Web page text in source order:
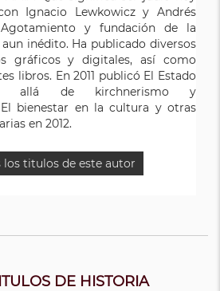
Ignacio Lewkowicz y Andrés
y fundación de la
inédito. Ha publicado diversos
gráficos y digitales, así como
libros. En 2011 publicó El Estado
allá de kirchnerismo y
bienestar en la cultura y otras
en 2012.
los titulos de este autor
DE HISTORIA